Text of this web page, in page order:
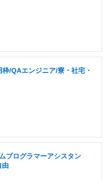
/QAエンジニア/寮・社宅・
プログラマーアシスタン
由